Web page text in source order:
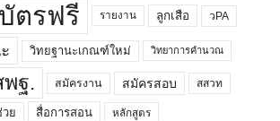
ตรฟรี รายงาน ลูกเสือ วPA
วิทยฐานะเกณฑ์ใหม่ วิทยาการคำนวณ
พฐ. สมัครงาน สมัครสอบ สสวท
ย สื่อการสอน หลักสูตร